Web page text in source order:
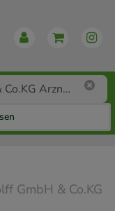
GmbH & Co.KG